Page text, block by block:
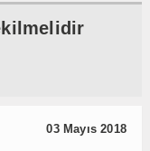
2027 YILI
İzleri”
03 Mayıs 2018